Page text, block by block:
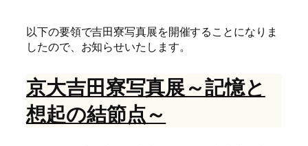
以下の要領で吉田寮写真展を開催することになりま
したので、お知らせいたします。
京大吉田寮写真展～記憶と
想起の結節点～